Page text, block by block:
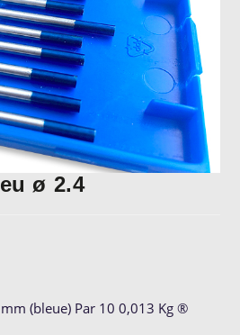
ø 2.4
(bleue) Par 10 0,013 Kg ®